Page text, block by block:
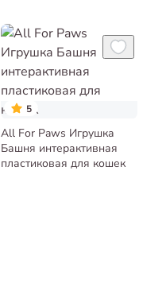
5
All For Paws Игрушка
Башня интерактивная
пластиковая для кошек